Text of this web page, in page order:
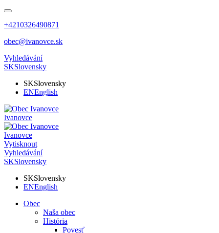
+4210326490871
obec@ivanovce.sk
Vyhledávání
SKSlovensky
SKSlovensky
ENEnglish
Ivanovce
Ivanovce
Vytisknout
Vyhledávání
SKSlovensky
SKSlovensky
ENEnglish
Obec
Naša obec
História
Povesť